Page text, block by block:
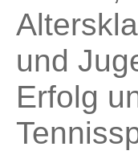
und
Erfolg